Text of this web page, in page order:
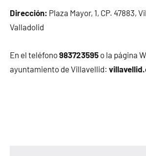
Dirección: Plaza Mayor, 1, CP. 47883,
Valladolid
En el teléfono983723595 o la página
ayuntamiento de Villavellid: